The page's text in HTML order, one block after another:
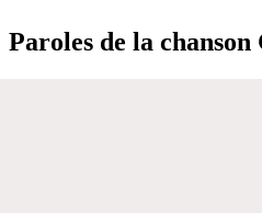
Paroles de la